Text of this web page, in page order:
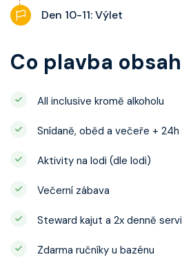
Den 10-11: Výlet
Co plavba
All inclusive kromě alkoholu
Snídaně, oběd a večeře + 24h
Aktivity na lodi (dle lodi)
Večerní zábava
Steward kajut a 2x denně
Zdarma ručníky u bazénu